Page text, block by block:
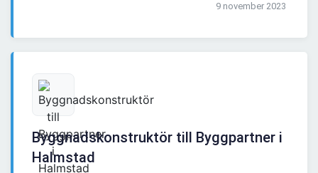
9 november 2023
Byggnadskonstruktör till Byggpartner i
Halmstad